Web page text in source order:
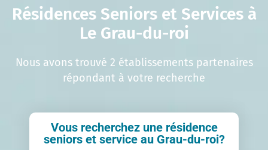
Résidences Seniors et Services à
Le Grau-du-roi
Nous avons trouvé 2 établissements partenaires
répondant à votre recherche
Vous recherchez une résidence
seniors et service au Grau-du-roi?